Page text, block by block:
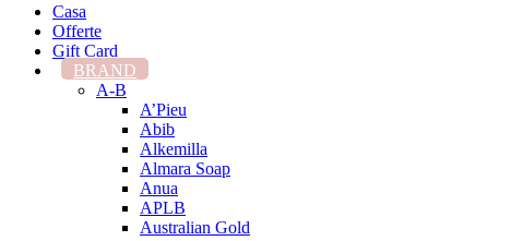
Casa
Offerte
Gift Card
BRAND
A-B
A’Pieu
Abib
Alkemilla
Almara Soap
Anua
APLB
Australian Gold